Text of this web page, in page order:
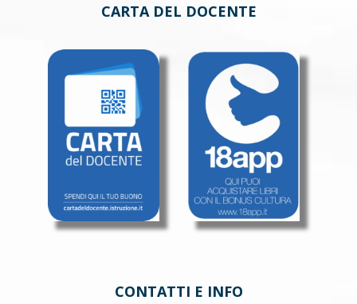
CARTA DEL DOCENTE
CONTATTI E INFO